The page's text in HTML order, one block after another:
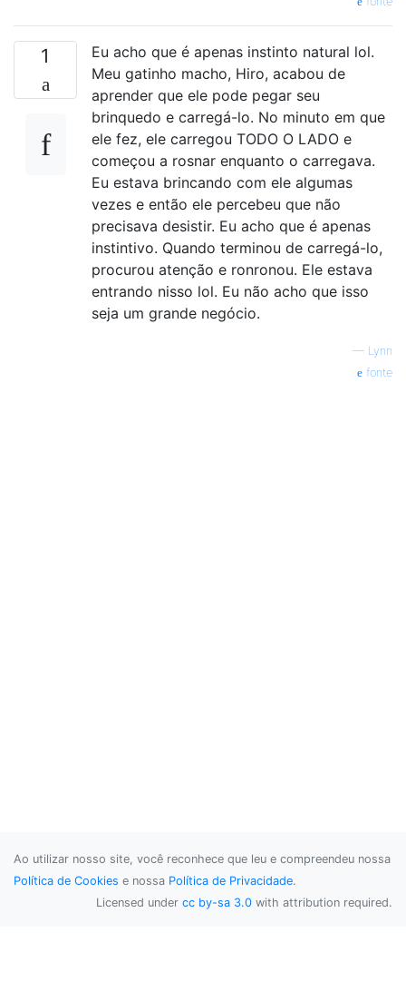
1
Eu acho que é apenas instinto natural lol.
Meu gatinho macho, Hiro, acabou de
aprender que ele pode pegar seu
brinquedo e carregá-lo. No minuto em que
ele fez, ele carregou TODO O LADO e
começou a rosnar enquanto o carregava.
Eu estava brincando com ele algumas
vezes e então ele percebeu que não
precisava desistir. Eu acho que é apenas
instintivo. Quando terminou de carregá-lo,
procurou atenção e ronronou. Ele estava
entrando nisso lol. Eu não acho que isso
seja um grande negócio.
— Lynn
fonte
Ao utilizar nosso site, você reconhece que leu e compreendeu nossa
Política de Cookies e nossa Política de Privacidade.
Licensed under cc by-sa 3.0 with attribution required.